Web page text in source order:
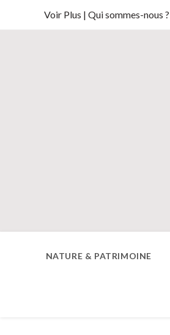
Voir Plus | Qui sommes-nous ?
NATURE & PATRIMOINE